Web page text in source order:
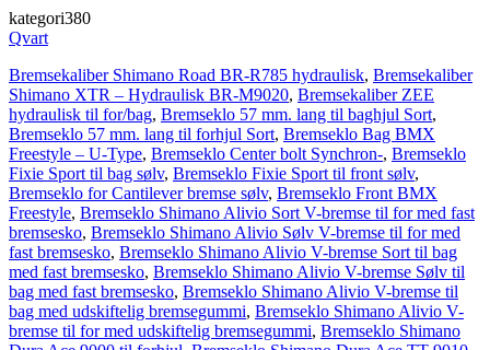
kategori380
Qvart
Bremsekaliber Shimano Road BR-R785 hydraulisk, Bremsekaliber
Shimano XTR – Hydraulisk BR-M9020, Bremsekaliber ZEE
hydraulisk til for/bag, Bremseklo 57 mm. lang til baghjul Sort,
Bremseklo 57 mm. lang til forhjul Sort, Bremseklo Bag BMX
Freestyle – U-Type, Bremseklo Center bolt Synchron-, Bremseklo
Fixie Sport til bag sølv, Bremseklo Fixie Sport til front sølv,
Bremseklo for Cantilever bremse sølv, Bremseklo Front BMX
Freestyle, Bremseklo Shimano Alivio Sort V-bremse til for med fast
bremsesko, Bremseklo Shimano Alivio Sølv V-bremse til for med
fast bremsesko, Bremseklo Shimano Alivio V-bremse Sort til bag
med fast bremsesko, Bremseklo Shimano Alivio V-bremse Sølv til
bag med fast bremsesko, Bremseklo Shimano Alivio V-bremse til
bag med udskiftelig bremsegummi, Bremseklo Shimano Alivio V-
bremse til for med udskiftelig bremsegummi, Bremseklo Shimano